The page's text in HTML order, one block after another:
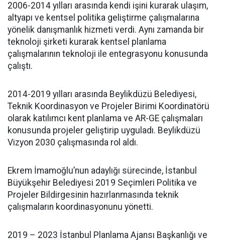
2006-2014 yılları arasında kendi işini kurarak ulaşım,
altyapı ve kentsel politika geliştirme çalışmalarına
yönelik danışmanlık hizmeti verdi. Aynı zamanda bir
teknoloji şirketi kurarak kentsel planlama
çalışmalarının teknoloji ile entegrasyonu konusunda
çalıştı.
2014-2019 yılları arasında Beylikdüzü Belediyesi,
Teknik Koordinasyon ve Projeler Birimi Koordinatörü
olarak katılımcı kent planlama ve AR-GE çalışmaları
konusunda projeler geliştirip uyguladı. Beylikdüzü
Vizyon 2030 çalışmasında rol aldı.
Ekrem İmamoğlu’nun adaylığı sürecinde, İstanbul
Büyükşehir Belediyesi 2019 Seçimleri Politika ve
Projeler Bildirgesinin hazırlanmasında teknik
çalışmaların koordinasyonunu yönetti.
2019 – 2023 İstanbul Planlama Ajansı Başkanlığı ve